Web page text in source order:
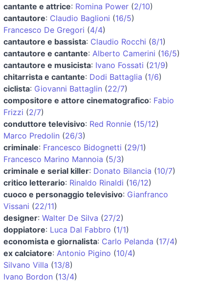
cantante e attrice: Romina Power (2/10)
cantautore: Claudio Baglioni (16/5)
Francesco De Gregori (4/4)
cantautore e bassista: Claudio Rocchi (8/1)
cantautore e cantante: Alberto Camerini (16/5)
cantautore e musicista: Ivano Fossati (21/9)
chitarrista e cantante: Dodi Battaglia (1/6)
ciclista: Giovanni Battaglin (22/7)
compositore e attore cinematografico: Fabio
Frizzi (2/7)
conduttore televisivo: Red Ronnie (15/12)
Marco Predolin (26/3)
criminale: Francesco Bidognetti (29/1)
Francesco Marino Mannoia (5/3)
criminale e serial killer: Donato Bilancia (10/7)
critico letterario: Rinaldo Rinaldi (16/12)
cuoco e personaggio televisivo: Gianfranco
Vissani (22/11)
designer: Walter De Silva (27/2)
doppiatore: Luca Dal Fabbro (1/1)
economista e giornalista: Carlo Pelanda (17/4)
ex calciatore: Antonio Pigino (10/4)
Silvano Villa (13/8)
Ivano Bordon (13/4)